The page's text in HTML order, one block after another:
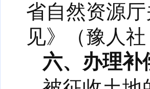
省自然资源
见》（豫人
六、办理补